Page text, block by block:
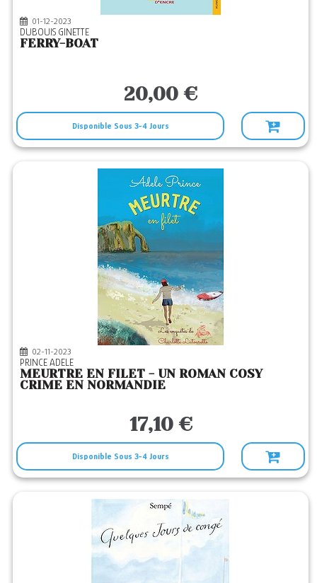
01-12-2023
DUBOUIS GINETTE
FERRY-BOAT
20,00 €
Disponible Sous 3-4 Jours
02-11-2023
PRINCE ADELE
MEURTRE EN FILET - UN ROMAN COSY
CRIME EN NORMANDIE
17,10 €
Disponible Sous 3-4 Jours